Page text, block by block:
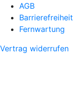
AGB
Barrierefreiheit
Fernwartung
Vertrag widerrufen